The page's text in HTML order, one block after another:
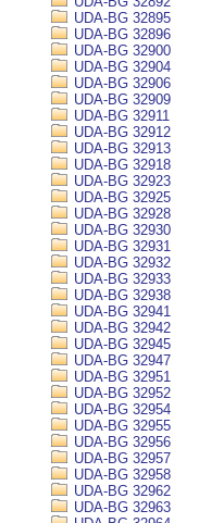
UDA-BG 32895
UDA-BG 32896
UDA-BG 32900
UDA-BG 32904
UDA-BG 32906
UDA-BG 32909
UDA-BG 32911
UDA-BG 32912
UDA-BG 32913
UDA-BG 32918
UDA-BG 32923
UDA-BG 32925
UDA-BG 32928
UDA-BG 32930
UDA-BG 32931
UDA-BG 32932
UDA-BG 32933
UDA-BG 32938
UDA-BG 32941
UDA-BG 32942
UDA-BG 32945
UDA-BG 32947
UDA-BG 32951
UDA-BG 32952
UDA-BG 32954
UDA-BG 32955
UDA-BG 32956
UDA-BG 32957
UDA-BG 32958
UDA-BG 32962
UDA-BG 32963